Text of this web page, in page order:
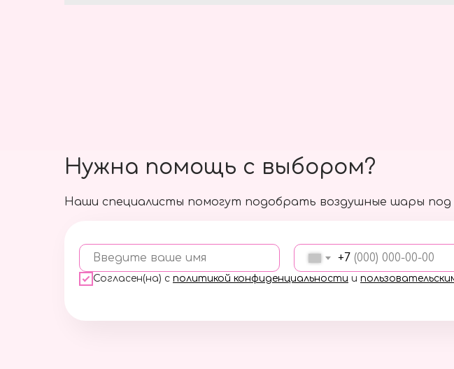
Наши специалисты помогут подобрать воздушные шары под
Введите ваше имя +7
Согласен(на) с политикой конфиденциальности и
Нужна помощь с выбором?